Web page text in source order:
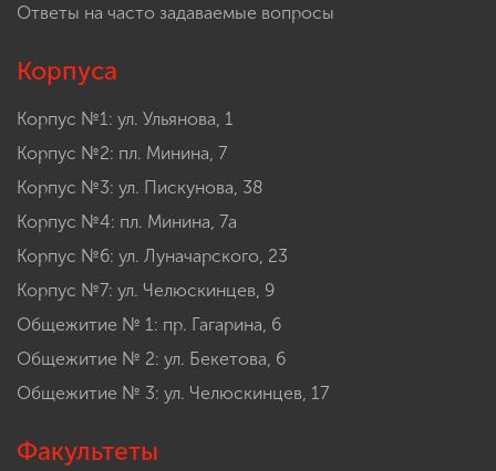
Ответы на часто задаваемые вопросы
Корпуса
Корпус №1: ул. Ульянова, 1
Корпус №2: пл. Минина, 7
Корпус №3: ул. Пискунова, 38
Корпус №4: пл. Минина, 7а
Корпус №6: ул. Луначарского, 23
Корпус №7: ул. Челюскинцев, 9
Общежитие № 1: пр. Гагарина, 6
Общежитие № 2: ул. Бекетова, 6
Общежитие № 3: ул. Челюскинцев, 17
Факультеты